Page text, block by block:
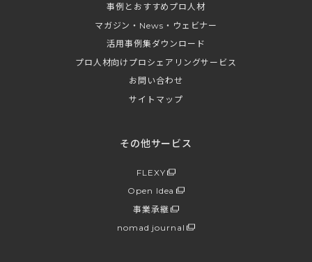
事例とおすすめプロ人材
マガジン・News・ウェビナー
活用事例集ダウンロード
プロ人材向けプロシェアリングサービス
お問い合わせ
サイトマップ
その他サービス
FLEXY
Open Idea
事業承継
nomad journal